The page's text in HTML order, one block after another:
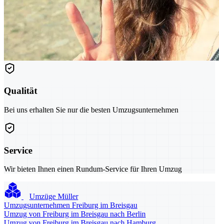
Qualität
Bei uns erhalten Sie nur die besten Umzugsunternehmen
Service
Wir bieten Ihnen einen Rundum-Service für Ihren Umzug
Umzüge Müller
Umzugsunternehmen Freiburg im Breisgau
Umzug von Freiburg im Breisgau nach Berlin